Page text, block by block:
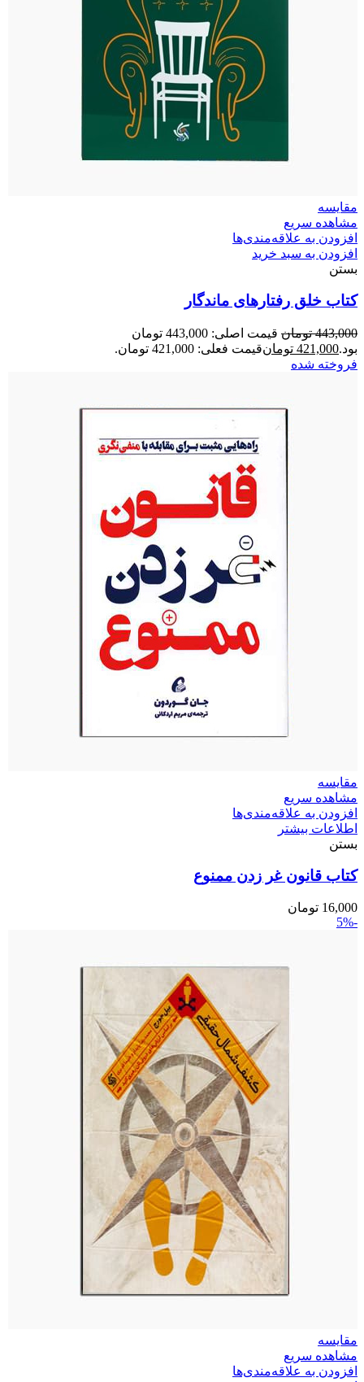
مقایسه
مشاهده سریع
افزودن به علاقه‌مندی‌ها
افزودن به سبد خرید
بستن
کتاب خلق رفتارهای ماندگار
443,000 تومان
قیمت اصلی: 443,000 تومان
بود.421,000 تومانقیمت فعلی: 421,000 تومان.
فروخته شده
مقایسه
مشاهده سریع
افزودن به علاقه‌مندی‌ها
اطلاعات بیشتر
بستن
کتاب قانون غر زدن ممنوع
16,000 تومان
-5%
مقایسه
مشاهده سریع
افزودن به علاقه‌مندی‌ها